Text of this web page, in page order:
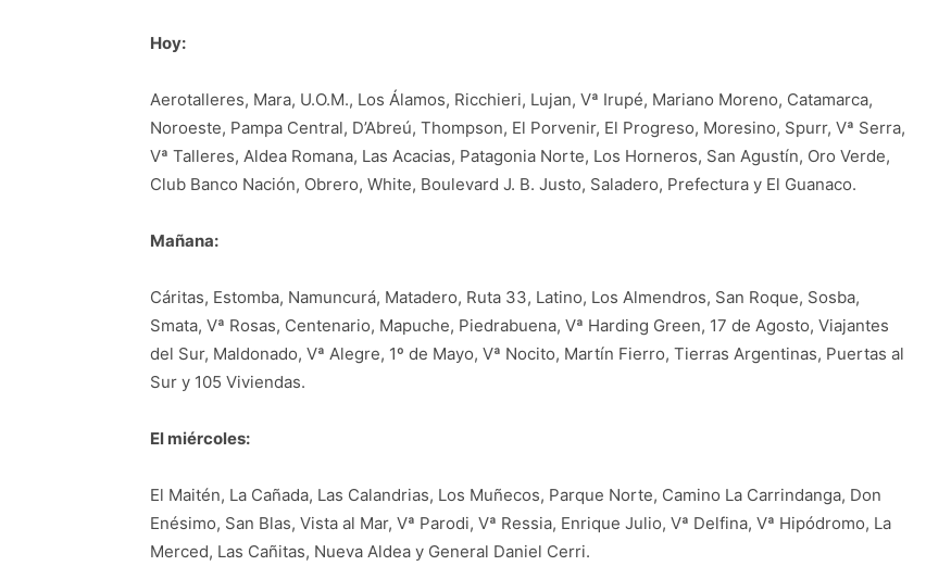
Hoy:
Aerotalleres, Mara, U.O.M., Los Álamos, Ricchieri, Lujan, Vª Irupé, Mariano Moreno, Catamarca,
Noroeste, Pampa Central, D’Abreú, Thompson, El Porvenir, El Progreso, Moresino, Spurr, Vª Serra,
Vª Talleres, Aldea Romana, Las Acacias, Patagonia Norte, Los Horneros, San Agustín, Oro Verde,
Club Banco Nación, Obrero, White, Boulevard J. B. Justo, Saladero, Prefectura y El Guanaco.
Mañana:
Cáritas, Estomba, Namuncurá, Matadero, Ruta 33, Latino, Los Almendros, San Roque, Sosba,
Smata, Vª Rosas, Centenario, Mapuche, Piedrabuena, Vª Harding Green, 17 de Agosto, Viajantes
del Sur, Maldonado, Vª Alegre, 1º de Mayo, Vª Nocito, Martín Fierro, Tierras Argentinas, Puertas al
Sur y 105 Viviendas.
El miércoles:
El Maitén, La Cañada, Las Calandrias, Los Muñecos, Parque Norte, Camino La Carrindanga, Don
Enésimo, San Blas, Vista al Mar, Vª Parodi, Vª Ressia, Enrique Julio, Vª Delfina, Vª Hipódromo, La
Merced, Las Cañitas, Nueva Aldea y General Daniel Cerri.